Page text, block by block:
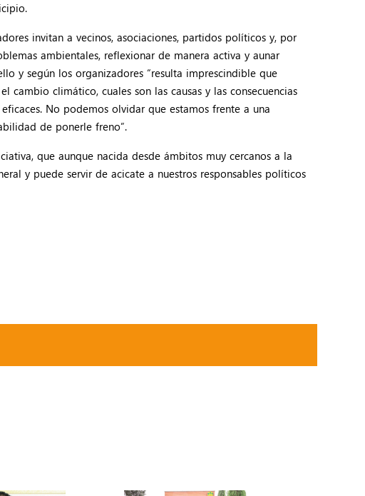
invitan a vecinos, asociaciones, partidos políticos y, por
ambientales, reflexionar de manera activa y aunar
y según los organizadores “resulta imprescindible que
cambio climático, cuales son las causas y las consecuencias
No podemos olvidar que estamos frente a una
de ponerle freno”.
que aunque nacida desde ámbitos muy cercanos a la
y puede servir de acicate a nuestros responsables políticos